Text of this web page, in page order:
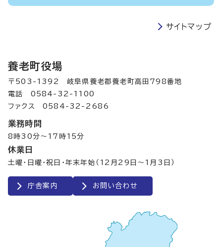
サイトマップ
養老町役場
〒503-1392 岐阜県養老郡養老町高田798番地
電話 0584-32-1100
ファクス 0584-32-2686
業務時間
8時30分～17時15分
休業日
土曜・日曜・祝日・年末年始（12月29日～1月3日）
庁舎案内 お問い合わせ